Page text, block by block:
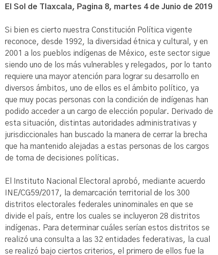
El Sol de Tlaxcala, Pagina 8, martes 4 de Junio de 2019
Si bien es cierto nuestra Constitución Política vigente
reconoce, desde 1992, la diversidad étnica y cultural, y en
2001 a los pueblos indígenas de México, este sector sigue
siendo uno de los más vulnerables y relegados, por lo tanto
requiere una mayor atención para lograr su desarrollo en
diversos ámbitos, uno de ellos es el ámbito político, ya
que muy pocas personas con la condición de indígenas han
podido acceder a un cargo de elección popular. Derivado de
esta situación, distintas autoridades administrativas y
jurisdiccionales han buscado la manera de cerrar la brecha
que ha mantenido alejadas a estas personas de los cargos
de toma de decisiones políticas.
El Instituto Nacional Electoral aprobó, mediante acuerdo
INE/CG59/2017, la demarcación territorial de los 300
distritos electorales federales uninominales en que se
divide el país, entre los cuales se incluyeron 28 distritos
indígenas. Para determinar cuáles serían estos distritos se
realizó una consulta a las 32 entidades federativas, la cual
se realizó bajo ciertos criterios, el primero de ellos fue la